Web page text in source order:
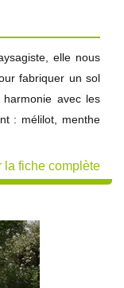
elle nous
fabriquer un sol
avec les
: mélilot, menthe
la fiche complète